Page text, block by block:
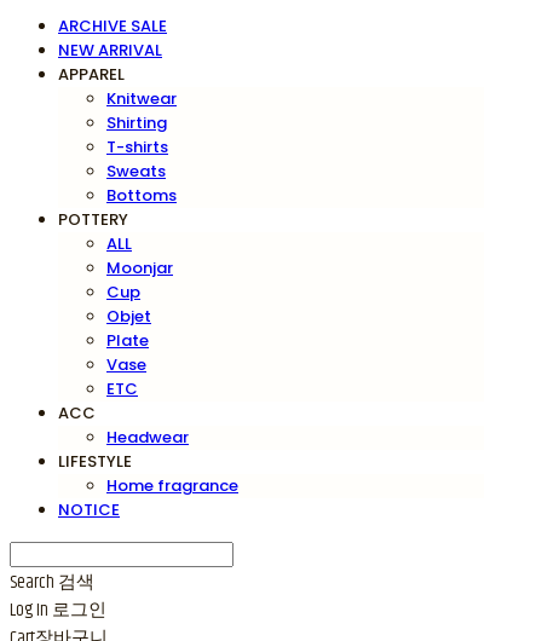
ARCHIVE SALE
NEW ARRIVAL
APPAREL
Knitwear
Shirting
T-shirts
Sweats
Bottoms
POTTERY
ALL
Moonjar
Cup
Objet
Plate
Vase
ETC
ACC
Headwear
LIFESTYLE
Home fragrance
NOTICE
Search 검색
Log In 로그인